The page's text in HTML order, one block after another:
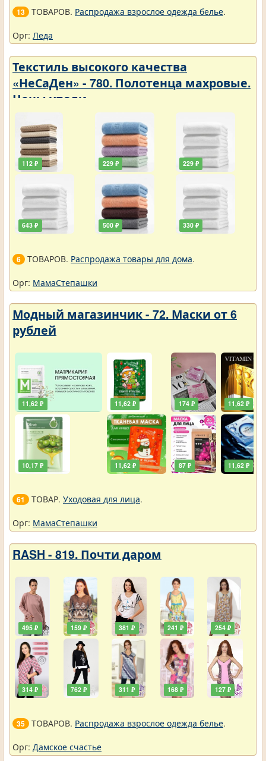
13 ТОВАРОВ. Распродажа взрослое одежда белье.
Орг: Леда
Текстиль высокого качества
«НеСаДен» - 780. Полотенца махровые.
Цены упали
112 ₽
643 ₽
229 ₽
500 ₽
229 ₽
330 ₽
6 ТОВАРОВ. Распродажа товары для дома.
Орг: МамаСтепашки
Модный магазинчик - 72. Маски от 6
рублей
11,62 ₽
10,17 ₽
11,62 ₽
11,62 ₽
174 ₽
87 ₽
11,62 ₽
11,62 ₽
61 ТОВАР. Уходовая для лица.
Орг: МамаСтепашки
RASH - 819. Почти даром
495 ₽
314 ₽
159 ₽
762 ₽
381 ₽
311 ₽
241 ₽
168 ₽
254 ₽
127 ₽
35 ТОВАРОВ. Распродажа взрослое одежда белье.
Орг: Дамское счастье